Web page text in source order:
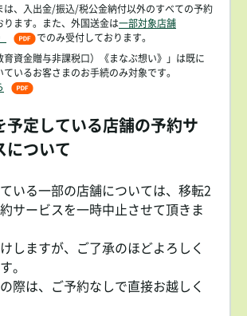
は、入出金/振込/税公金納付以外のすべての予約
ります。また、外国送金は一部対象店舗
でのみ受付しております。
育資金贈与非課税口）《まなぶ想い》」は既に
いるお客さまのお手続のみ対象です。
予定している店舗の予約サ
について
いる一部の店舗については、移転2
サービスを一時中止させて頂きま
しますが、ご了承のほどよろしく
。
際は、ご予約なしで直接お越しく